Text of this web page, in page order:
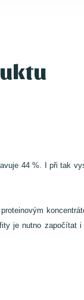
44 %. I při tak
je nutno započítat